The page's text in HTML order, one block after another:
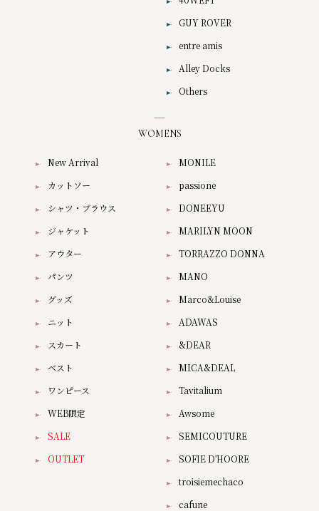
GUY ROVER
entre amis
Alley Docks
Others
WOMENS
New Arrival
カットソー
シャツ・ブラウス
ジャケット
アウター
パンツ
グッズ
ニット
スカート
ベスト
ワンピース
WEB限定
SALE
OUTLET
MONILE
passione
DONEEYU
MARILYN MOON
TORRAZZO DONNA
MANO
Marco&Louise
ADAWAS
&DEAR
MICA&DEAL
Tavitalium
Awsome
SEMICOUTURE
SOFIE D'HOORE
troisiemechaco
cafune